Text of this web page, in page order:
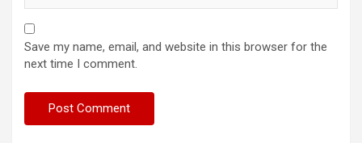
Save my name, email, and website in this browser for the
next time I comment.